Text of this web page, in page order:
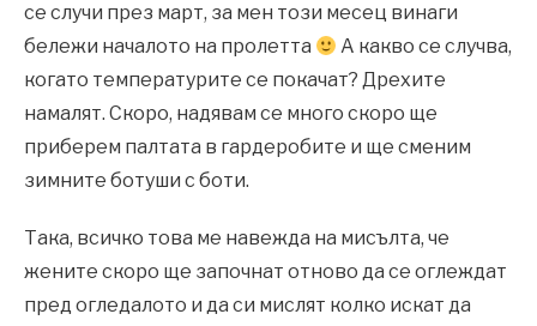
се случи през март, за мен този месец винаги
бележи началото на пролетта
А какво се случва,
когато температурите се покачат? Дрехите
намалят. Скоро, надявам се много скоро ще
приберем палтата в гардеробите и ще сменим
зимните ботуши с боти.
Така, всичко това ме навежда на мисълта, че
жените скоро ще започнат отново да се оглеждат
пред огледалото и да си мислят колко искат да